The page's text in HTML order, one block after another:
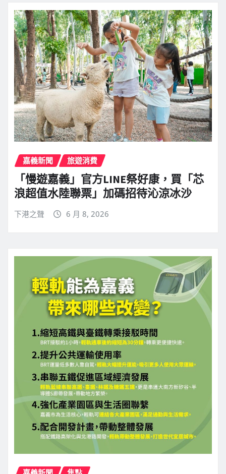
嘉義新聞 旅遊消費
「慢遊嘉義」官方LINE祭好康，買「芯
浪超值水陸聯票」加碼招待沁涼冰沙
下港之聲 6 月 8, 2026